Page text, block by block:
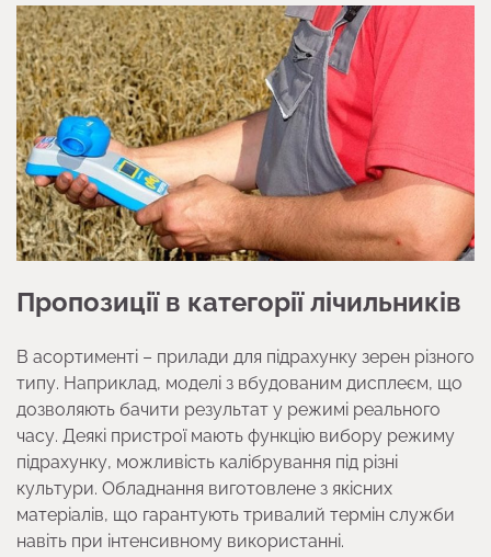
Пропозиції в категорії лічильників
В асортименті – прилади для підрахунку зерен різного
типу. Наприклад, моделі з вбудованим дисплеєм, що
дозволяють бачити результат у режимі реального
часу. Деякі пристрої мають функцію вибору режиму
підрахунку, можливість калібрування під різні
культури. Обладнання виготовлене з якісних
матеріалів, що гарантують тривалий термін служби
навіть при інтенсивному використанні.